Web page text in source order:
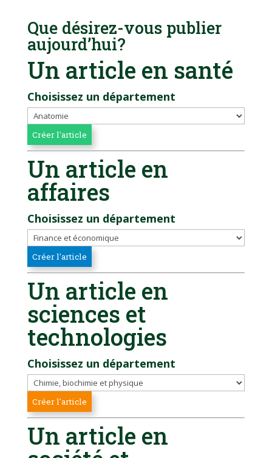
Que désirez-vous publier
aujourd’hui?
Un article en santé
Choisissez un département
Un article en
affaires
Choisissez un département
Un article en
sciences et
technologies
Choisissez un département
Un article en